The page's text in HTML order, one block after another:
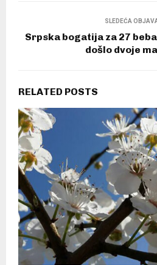
SLEDEĆA
Srpska bogatija za 27
došlo dvoje
RELATED POSTS